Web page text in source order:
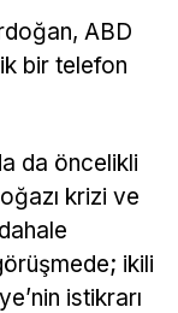
ABD
bir telefon
da öncelikli
krizi ve
ikili
istikrarı